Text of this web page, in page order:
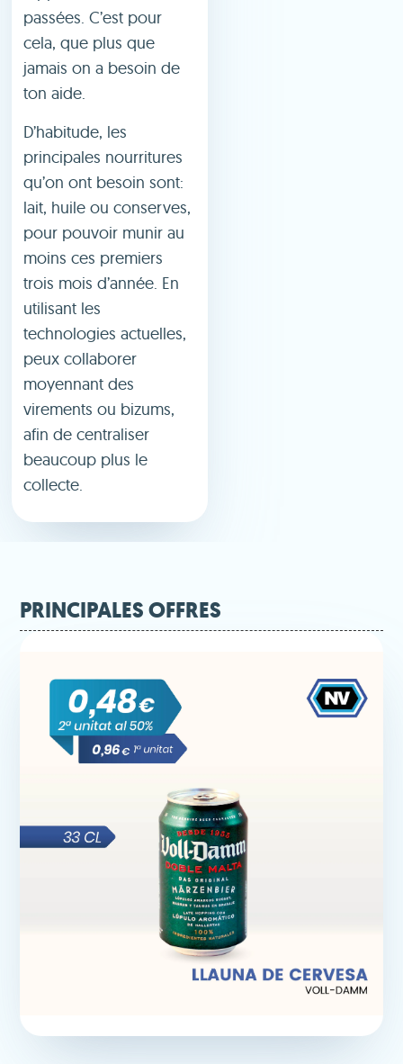
passées. C’est pour
cela, que plus que
jamais on a besoin de
ton aide.
D’habitude, les
principales nourritures
qu’on ont besoin sont:
lait, huile ou conserves,
pour pouvoir munir au
moins ces premiers
trois mois d’année. En
utilisant les
technologies actuelles,
peux collaborer
moyennant des
virements ou bizums,
afin de centraliser
beaucoup plus le
collecte.
PRINCIPALES OFFRES